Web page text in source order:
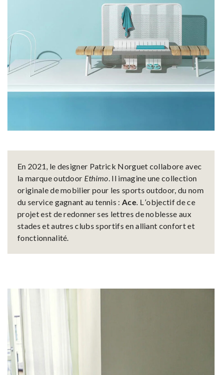
En 2021, le designer Patrick Norguet collabore avec
la marque outdoor Ethimo. Il imagine une collection
originale de mobilier pour les sports outdoor, du nom
du service gagnant au tennis : Ace. L ‘objectif de ce
projet est de redonner ses lettres de noblesse aux
stades et autres clubs sportifs en alliant confort et
fonctionnalité.